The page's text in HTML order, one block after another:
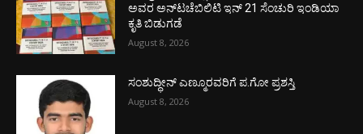
ಅವರ ಅನ್‌ಟಚೆಬಿಲಿಟಿ ಇನ್ 21 ಸೆಂಚುರಿ ಇಂಡಿಯಾ
ಕೃತಿ ಬಿಡುಗಡೆ
August 8, 2026
ಸಂಶುದ್ಧೀನ್ ಎಣ್ಮೂರವರಿಗೆ ಪ.ಗೋ ಪ್ರಶಸ್ತಿ
August 8, 2026